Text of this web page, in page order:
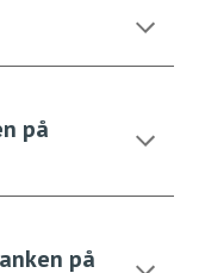
på
på